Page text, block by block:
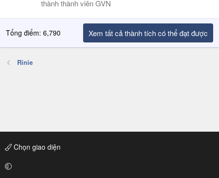
thành thành viên GVN
Tổng điểm: 6,790 Xem tất cả thành tích có thể đạt được
Rinie
Chọn giao diện